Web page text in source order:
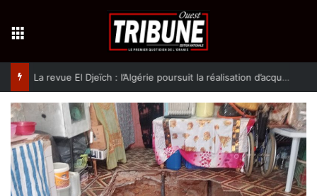
La revue El Djeïch : l’Algérie poursuit la réalisation d’acquis qualitatifs et historiques dans un climat de sécurité et de stabilité